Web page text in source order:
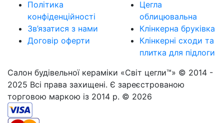
Політика
конфіденційності
Зв’язатися з нами
Договір оферти
Цегла
облицювальна
Клінкерна бруківка
Клінкерні сходи та
плитка для підлоги
Салон будівельної кераміки «Світ цегли™» © 2014 -
2025 Всі права захищені. Є зареєстрованою
торговою маркою із 2014 р. © 2026